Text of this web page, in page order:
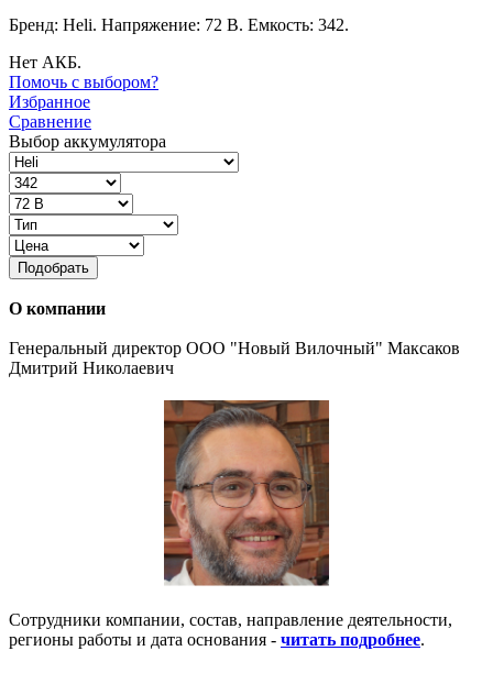
Бренд: Heli. Напряжение: 72 В. Емкость: 342.
Нет АКБ.
Помочь с выбором?
Избранное
Сравнение
Выбор аккумулятора
Подобрать
О компании
Генеральный директор ООО "Новый Вилочный" Максаков
Дмитрий Николаевич
Сотрудники компании, состав, направление деятельности,
регионы работы и дата основания - читать подробнее.